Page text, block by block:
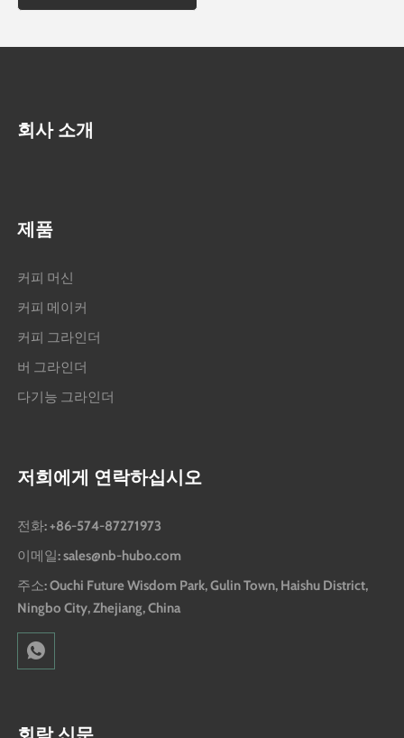
회사 소개
제품
커피 머신
커피 메이커
커피 그라인더
버 그라인더
다기능 그라인더
저희에게 연락하십시오
전화: +86-574-87271973
이메일: sales@nb-hubo.com
주소: Ouchi Future Wisdom Park, Gulin Town, Haishu District,
Ningbo City, Zhejiang, China